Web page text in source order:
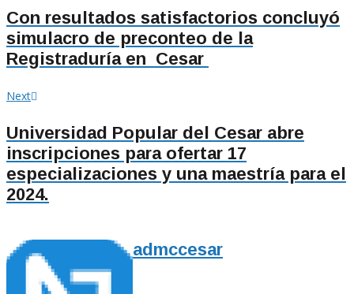
de
entradas
Con resultados satisfactorios concluyó
simulacro de preconteo de la
Registraduría en Cesar
Next
Universidad Popular del Cesar abre
inscripciones para ofertar 17
especializaciones y una maestría para el
2024.
admccesar